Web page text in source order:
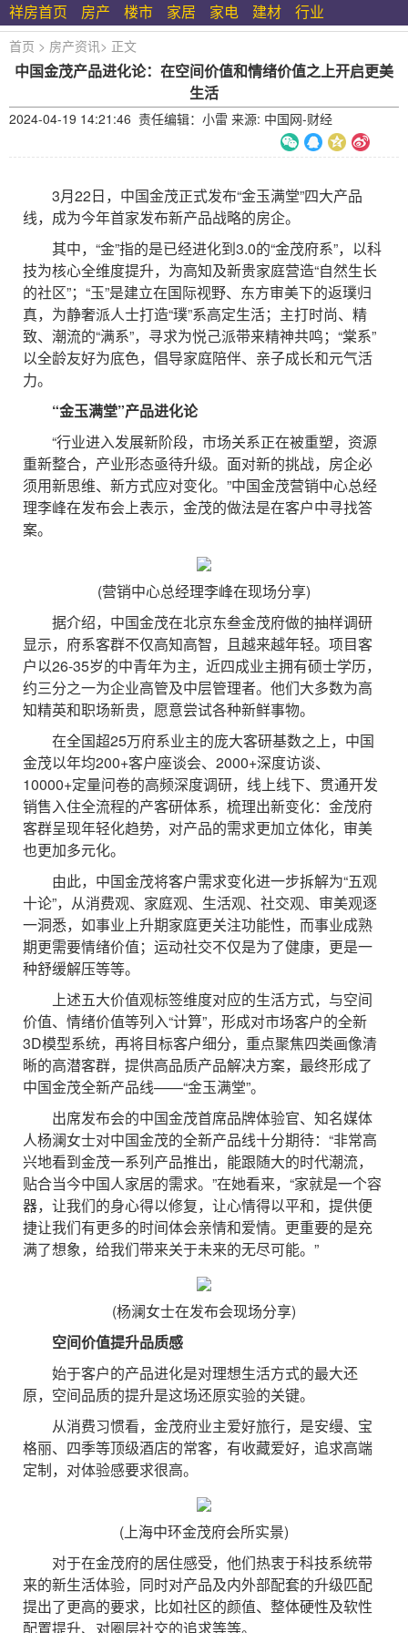
祥房首页 房产 楼市 家居 家电 建材 行业
首页 > 房产资讯> 正文
中国金茂产品进化论：在空间价值和情绪价值之上开启更美
生活
2024-04-19 14:21:46 责任编辑：小雷 来源: 中国网-财经
3月22日，中国金茂正式发布“金玉满堂”四大产品
线，成为今年首家发布新产品战略的房企。
其中，“金”指的是已经进化到3.0的“金茂府系”，以科
技为核心全维度提升，为高知及新贵家庭营造“自然生长
的社区”；“玉”是建立在国际视野、东方审美下的返璞归
真，为静奢派人士打造“璞”系高定生活；主打时尚、精
致、潮流的“满系”，寻求为悦己派带来精神共鸣；“棠系”
以全龄友好为底色，倡导家庭陪伴、亲子成长和元气活
力。
“金玉满堂”产品进化论
“行业进入发展新阶段，市场关系正在被重塑，资源
重新整合，产业形态亟待升级。面对新的挑战，房企必
须用新思维、新方式应对变化。”中国金茂营销中心总经
理李峰在发布会上表示，金茂的做法是在客户中寻找答
案。
(营销中心总经理李峰在现场分享)
据介绍，中国金茂在北京东叁金茂府做的抽样调研
显示，府系客群不仅高知高智，且越来越年轻。项目客
户以26-35岁的中青年为主，近四成业主拥有硕士学历，
约三分之一为企业高管及中层管理者。他们大多数为高
知精英和职场新贵，愿意尝试各种新鲜事物。
在全国超25万府系业主的庞大客研基数之上，中国
金茂以年均200+客户座谈会、2000+深度访谈、
10000+定量问卷的高频深度调研，线上线下、贯通开发
销售入住全流程的产客研体系，梳理出新变化：金茂府
客群呈现年轻化趋势，对产品的需求更加立体化，审美
也更加多元化。
由此，中国金茂将客户需求变化进一步拆解为“五观
十论”，从消费观、家庭观、生活观、社交观、审美观逐
一洞悉，如事业上升期家庭更关注功能性，而事业成熟
期更需要情绪价值；运动社交不仅是为了健康，更是一
种舒缓解压等等。
上述五大价值观标签维度对应的生活方式，与空间
价值、情绪价值等列入“计算”，形成对市场客户的全新
3D模型系统，再将目标客户细分，重点聚焦四类画像清
晰的高潜客群，提供高品质产品解决方案，最终形成了
中国金茂全新产品线——“金玉满堂”。
出席发布会的中国金茂首席品牌体验官、知名媒体
人杨澜女士对中国金茂的全新产品线十分期待：“非常高
兴地看到金茂一系列产品推出，能跟随大的时代潮流，
贴合当今中国人家居的需求。”在她看来，“家就是一个容
器，让我们的身心得以修复，让心情得以平和，提供便
捷让我们有更多的时间体会亲情和爱情。更重要的是充
满了想象，给我们带来关于未来的无尽可能。”
(杨澜女士在发布会现场分享)
空间价值提升品质感
始于客户的产品进化是对理想生活方式的最大还
原，空间品质的提升是这场还原实验的关键。
从消费习惯看，金茂府业主爱好旅行，是安缦、宝
格丽、四季等顶级酒店的常客，有收藏爱好，追求高端
定制，对体验感要求很高。
(上海中环金茂府会所实景)
对于在金茂府的居住感受，他们热衷于科技系统带
来的新生活体验，同时对产品及内外部配套的升级匹配
提出了更高的要求，比如社区的颜值、整体硬性及软性
配置提升、对圈层社交的追求等等。